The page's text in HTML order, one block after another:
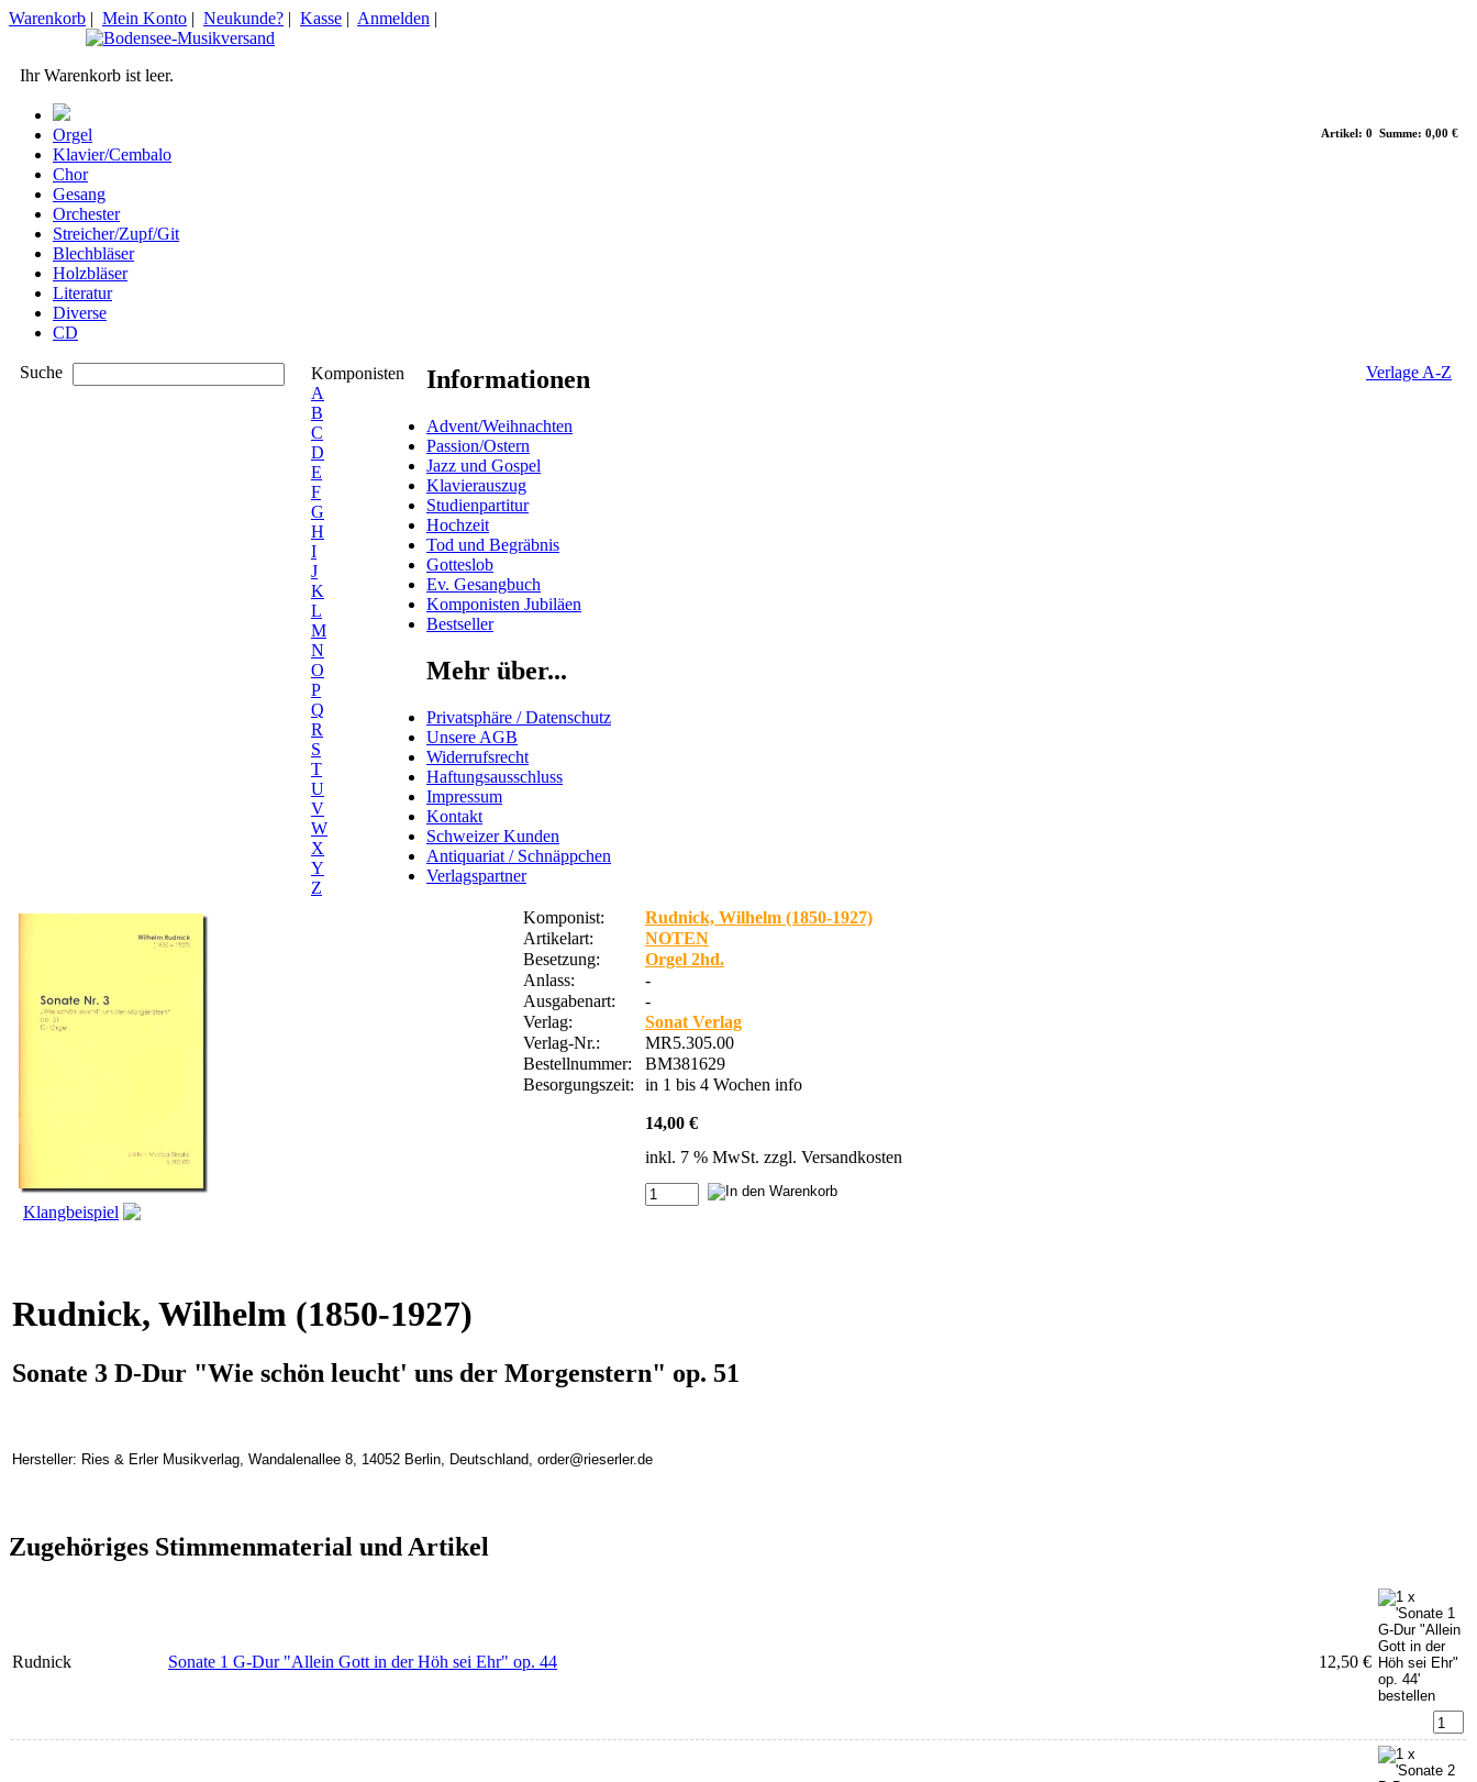
Artikel: 0 Summe: 0,00 €
Warenkorb | Mein Konto | Neukunde? | Kasse | Anmelden |
Ihr Warenkorb ist leer.
Orgel
Klavier/Cembalo
Chor
Gesang
Orchester
Streicher/Zupf/Git
Blechbläser
Holzbläser
Literatur
Diverse
CD
Suche
Komponisten
A
B
C
D
E
F
G
H
I
J
K
L
M
N
O
P
Q
R
S
T
U
V
W
X
Y
Z
Verlage A-Z
Informationen
Advent/Weihnachten
Passion/Ostern
Jazz und Gospel
Klavierauszug
Studienpartitur
Hochzeit
Tod und Begräbnis
Gotteslob
Ev. Gesangbuch
Komponisten Jubiläen
Bestseller
Mehr über...
Privatsphäre / Datenschutz
Unsere AGB
Widerrufsrecht
Haftungsausschluss
Impressum
Kontakt
Schweizer Kunden
Antiquariat / Schnäppchen
Verlagspartner
Klangbeispiel
Komponist:
Rudnick, Wilhelm (1850-1927)
Artikelart:
NOTEN
Besetzung:
Orgel 2hd.
Anlass:
-
Ausgabenart:
-
Verlag:
Sonat Verlag
Verlag-Nr.:
MR5.305.00
Bestellnummer:
BM381629
Besorgungszeit:
in 1 bis 4 Wochen info
14,00 €
inkl. 7 % MwSt. zzgl. Versandkosten
Rudnick, Wilhelm (1850-1927)
Sonate 3 D-Dur "Wie schön leucht' uns der Morgenstern" op. 51
Hersteller: Ries & Erler Musikverlag, Wandalenallee 8, 14052 Berlin, Deutschland, order@rieserler.de
Zugehöriges Stimmenmaterial und Artikel
Rudnick Sonate 1 G-Dur "Allein Gott in der Höh sei Ehr" op. 44 12,50 €